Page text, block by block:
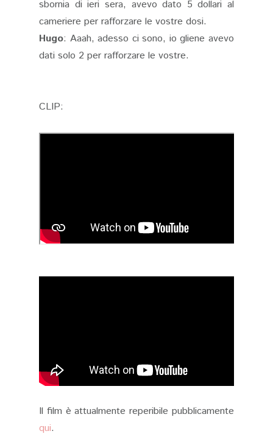
sbornia di ieri sera, avevo dato 5 dollari al
cameriere per rafforzare le vostre dosi.
Hugo: Aaah, adesso ci sono, io gliene avevo
dati solo 2 per rafforzare le vostre.
CLIP:
Il film è attualmente reperibile pubblicamente
qui.